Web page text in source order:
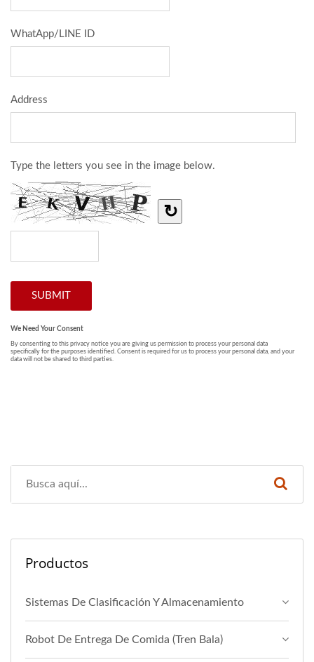
Productos
Sistemas De Clasificación Y Almacenamiento
Robot De Entrega De Comida (Tren Bala)